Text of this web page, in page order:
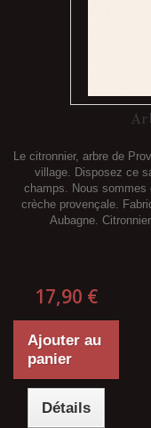
Le citronnier, arbre de
village. Disposez ce
champs. Nous sommes
crèche provençale.
Aubagne.
17,90 €
Ajouter au
panier
Détails